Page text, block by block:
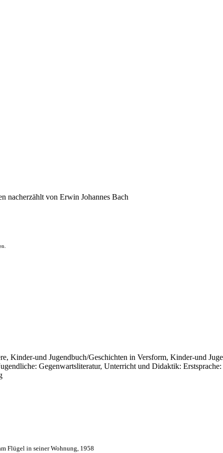
Kinder-und Jugendbuch/Geschichten in Versform, Kinder-und
Gegenwartsliteratur, Unterricht und Didaktik:
Flügel in seiner Wohnung, 1958